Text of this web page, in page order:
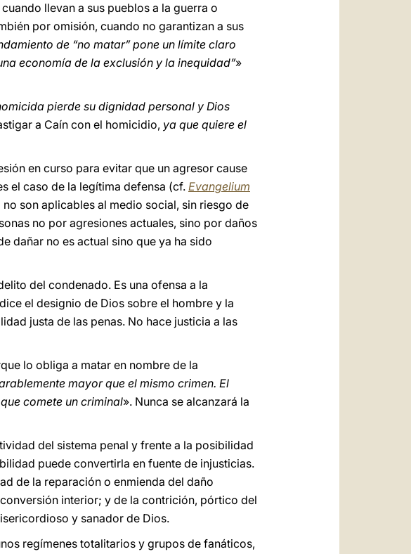
llevan a sus pueblos a la guerra o
por omisión, cuando no garantizan a sus
de “no matar” pone un límite claro
economía de la exclusión y la inequidad”»
pierde su dignidad personal y Dios
a Caín con el homicidio, ya que quiere el
en curso para evitar que un agresor cause
el caso de la legítima defensa (cf. Evangelium
son aplicables al medio social, sin riesgo de
no por agresiones actuales, sino por daños
dañar no es actual sino que ya ha sido
del condenado. Es una ofensa a la
el designio de Dios sobre el hombre y la
justa de las penas. No hace justicia a las
lo obliga a matar en nombre de la
mayor que el mismo crimen. El
comete un criminal». Nunca se alcanzará la
del sistema penal y frente a la posibilidad
puede convertirla en fuente de injusticias.
de la reparación o enmienda del daño
interior; y de la contrición, pórtico del
y sanador de Dios.
regímenes totalitarios y grupos de fanáticos,